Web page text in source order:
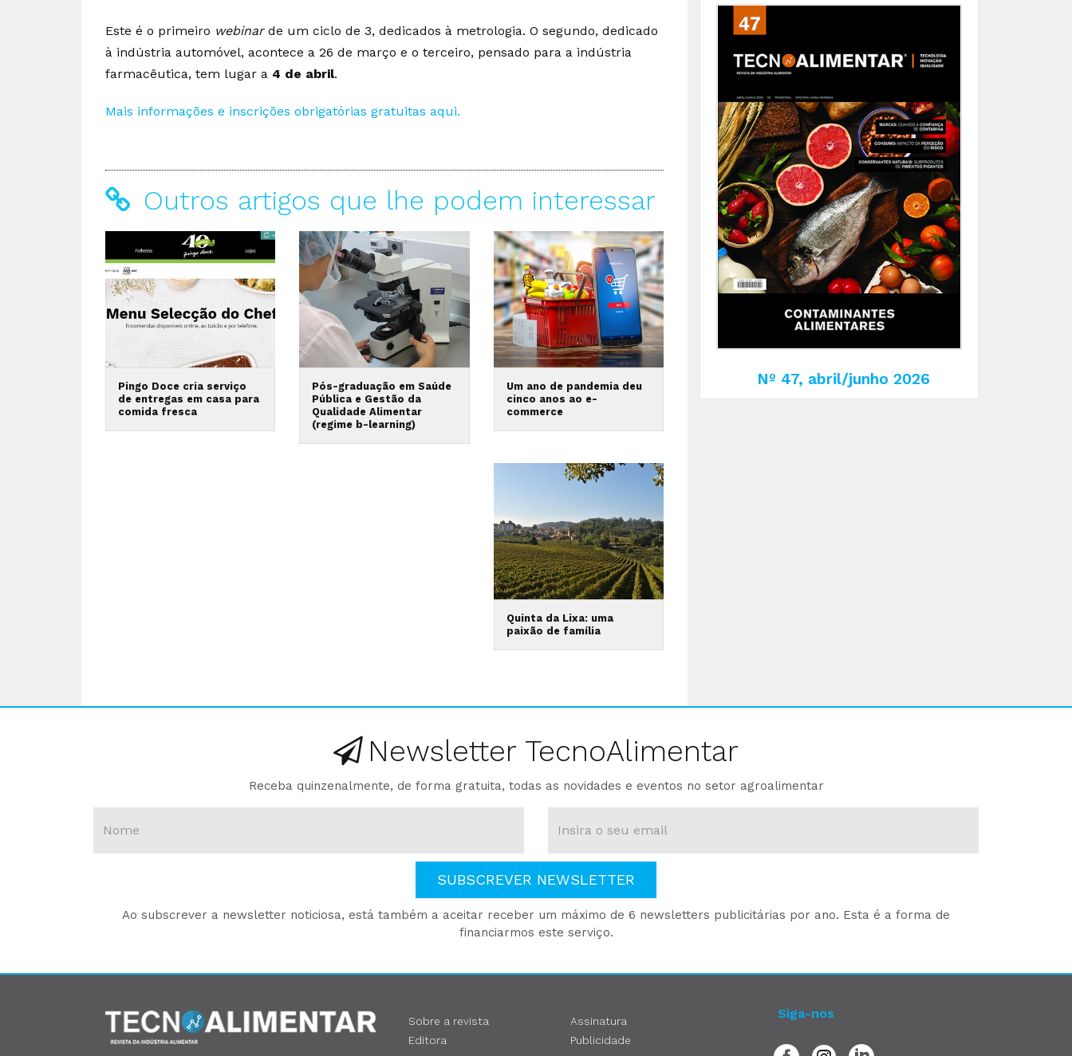
Este é o primeiro webinar de um ciclo de 3, dedicados à metrologia. O segundo, dedicado
à indústria automóvel, acontece a 26 de março e o terceiro, pensado para a indústria
farmacêutica, tem lugar a 4 de abril.
Mais informações e inscrições obrigatórias gratuitas aqui.
Outros artigos que lhe podem interessar
Pingo Doce cria serviço
de entregas em casa para
comida fresca
Pós-graduação em Saúde
Pública e Gestão da
Qualidade Alimentar
(regime b-learning)
Um ano de pandemia deu
cinco anos ao e-
commerce
Quinta da Lixa: uma
paixão de família
Nº 47, abril/junho 2026
Newsletter TecnoAlimentar
Receba quinzenalmente, de forma gratuita, todas as novidades e eventos no setor agroalimentar
SUBSCREVER NEWSLETTER
Ao subscrever a newsletter noticiosa, está também a aceitar receber um máximo de 6 newsletters publicitárias por ano. Esta é a forma de
financiarmos este serviço.
Sobre a revista
Editora
Assinatura
Publicidade
Siga-nos